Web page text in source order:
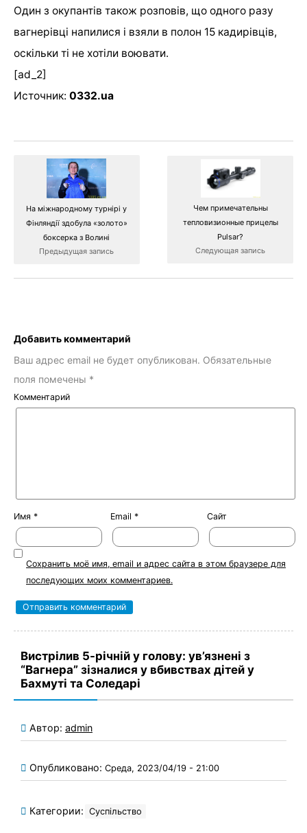
Один з окупантів також розповів, що одного разу
вагнерівці напилися і взяли в полон 15 кадирівців,
оскільки ті не хотіли воювати.
[ad_2]
Источник: 0332.ua
На міжнародному турнірі у
Фінляндії здобула «золото»
боксерка з Волині
Предыдущая запись
Чем примечательны
тепловизионные прицелы
Pulsar?
Следующая запись
Добавить комментарий
Ваш адрес email не будет опубликован. Обязательные
поля помечены *
Комментарий
Имя * Email * Сайт
Сохранить моё имя, email и адрес сайта в этом браузере для
последующих моих комментариев.
Вистрілив 5-річній у голову: ув’язнені з
“Вагнера” зізналися у вбивствах дітей у
Бахмуті та Соледарі
Автор: admin
Опубликовано: Среда, 2023/04/19 - 21:00
Категории: Суспільство